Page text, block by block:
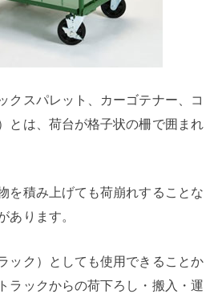
クスパレット、カーゴテナー、コ
とは、荷台が格子状の柵で囲まれ
を積み上げても荷崩れすることな
あります。
ック）としても使用できることか
ラックからの荷下ろし・搬入・運